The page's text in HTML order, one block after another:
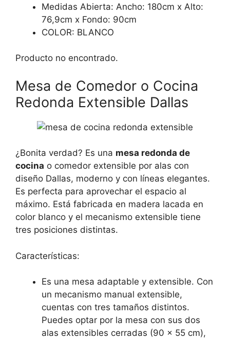
Medidas Abierta: Ancho: 180cm x Alto:
76,9cm x Fondo: 90cm
COLOR: BLANCO
Producto no encontrado.
Mesa de Comedor o Cocina
Redonda Extensible Dallas
¿Bonita verdad? Es una mesa redonda de
cocina o comedor extensible por alas con
diseño Dallas, moderno y con líneas elegantes.
Es perfecta para aprovechar el espacio al
máximo. Está fabricada en madera lacada en
color blanco y el mecanismo extensible tiene
tres posiciones distintas.
Características:
Es una mesa adaptable y extensible. Con
un mecanismo manual extensible,
cuentas con tres tamaños distintos.
Puedes optar por la mesa con sus dos
alas extensibles cerradas (90 x 55 cm),